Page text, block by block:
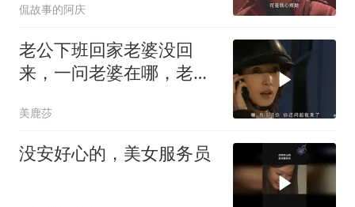
侃故事的阿庆
老公下班回家老婆没回
来，一问老婆在哪，老公
美鹿莎
没安好心的，美女服务员